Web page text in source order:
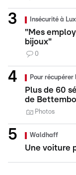
Insécurité à
"Mes
bijoux"
0
Pour récupérer
Plus de 60
de
Photos
Waldhaff
Une voiture